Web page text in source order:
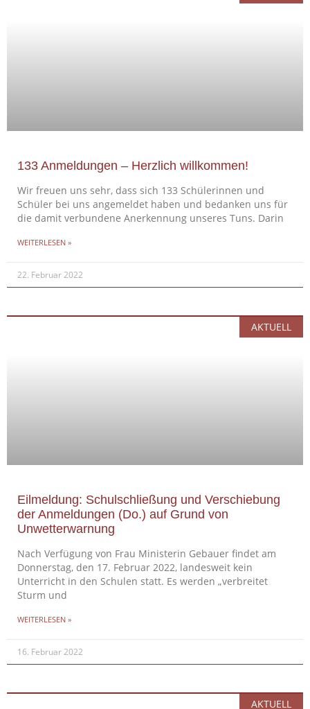
133 Anmeldungen – Herzlich willkommen!
Wir freuen uns sehr, dass sich 133 Schülerinnen und
Schüler bei uns angemeldet haben und bedanken uns für
die damit verbundene Anerkennung unseres Tuns. Darin
WEITERLESEN »
22. Februar 2022
AKTUELL
Eilmeldung: Schulschließung und Verschiebung
der Anmeldungen (Do.) auf Grund von
Unwetterwarnung
Nach Verfügung von Frau Ministerin Gebauer findet am
Donnerstag, den 17. Februar 2022, landesweit kein
Unterricht in den Schulen statt. Es werden „verbreitet
Sturm und
WEITERLESEN »
16. Februar 2022
AKTUELL